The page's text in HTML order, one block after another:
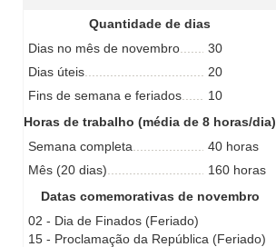
Quantidade de dias
Dias no mês de novembro
30
Dias úteis
20
Fins de semana e feriados
10
Horas de trabalho (média de 8 horas/dia)
Semana completa
40 horas
Mês (20 dias)
160 horas
Datas comemorativas de novembro
02 - Dia de Finados (Feriado)
15 - Proclamação da República (Feriado)